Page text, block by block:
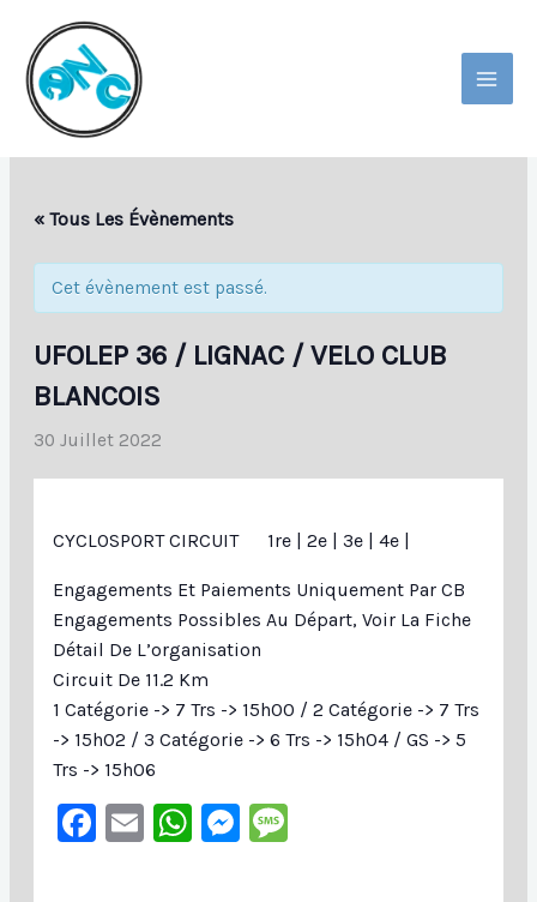
Contenu
MAIN
« Tous Les Évènements
Cet évènement est passé.
UFOLEP 36 / LIGNAC / VELO CLUB
BLANCOIS
30 Juillet 2022
CYCLOSPORT CIRCUIT 1re | 2e | 3e | 4e |
Engagements Et Paiements Uniquement Par CB
Engagements Possibles Au Départ, Voir La Fiche
Détail De L’organisation
Circuit De 11.2 Km
1 Catégorie -> 7 Trs -> 15h00 / 2 Catégorie -> 7 Trs
-> 15h02 / 3 Catégorie -> 6 Trs -> 15h04 / GS -> 5
Trs -> 15h06
Facebook
EmailWhatsApp
Messenger
Message